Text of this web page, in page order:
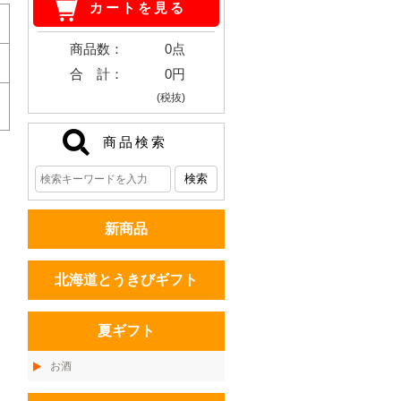
カートを見る
商品数：
0点
合 計：
0円
(税抜)
商品検索
新商品
北海道とうきびギフト
夏ギフト
お酒